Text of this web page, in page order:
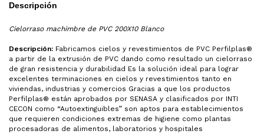
Descripción
Cielorraso machimbre de PVC 200X10 Blanco
Descripción: Fabricamos cielos y revestimientos de PVC Perfilplas®
a partir de la extrusión de PVC dando como resultado un cielorraso
de gran resistencia y durabilidad Es la solución ideal para lograr
excelentes terminaciones en cielos y revestimientos tanto en
viviendas, industrias y comercios Gracias a que los productos
Perfilplas® están aprobados por SENASA y clasificados por INTI
CECON como “Autoextinguibles” son aptos para establecimientos
que requieren condiciones extremas de higiene como plantas
procesadoras de alimentos, laboratorios y hospitales